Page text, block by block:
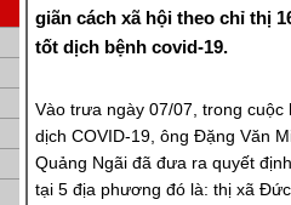
giãn cách xã hội theo chỉ thị
tốt dịch bệnh covid-19.
Vào trưa ngày 07/07, trong
dịch COVID-19, ông Đặng Văn
Quảng Ngãi đã đưa ra quyết
tại 5 địa phương đó là: thị xã